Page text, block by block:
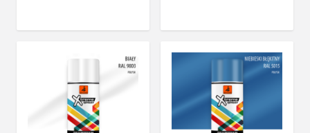
Kleje w sprayu
Pozostałe